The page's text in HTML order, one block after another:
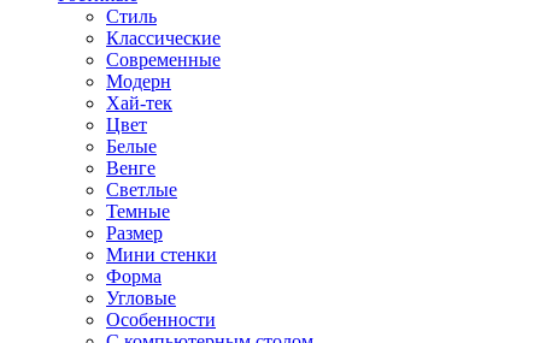
Стиль
Классические
Современные
Модерн
Хай-тек
Цвет
Белые
Венге
Светлые
Темные
Размер
Мини стенки
Форма
Угловые
Особенности